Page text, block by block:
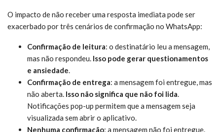
O impacto de não receber uma resposta imediata pode ser
exacerbado por três cenários de confirmação no WhatsApp:
Confirmação de leitura: o destinatário leu a mensagem,
mas não respondeu. Isso pode gerar questionamentos
e ansiedade.
Confirmação de entrega: a mensagem foi entregue, mas
não aberta. Isso não significa que não foi lida.
Notificações pop-up permitem que a mensagem seja
visualizada sem abrir o aplicativo.
Nenhuma confirmação: a mensagem não foi entregue.